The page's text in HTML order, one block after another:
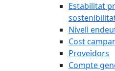
Estabilitat
Nivell
Cost
Proveïdors
Compte